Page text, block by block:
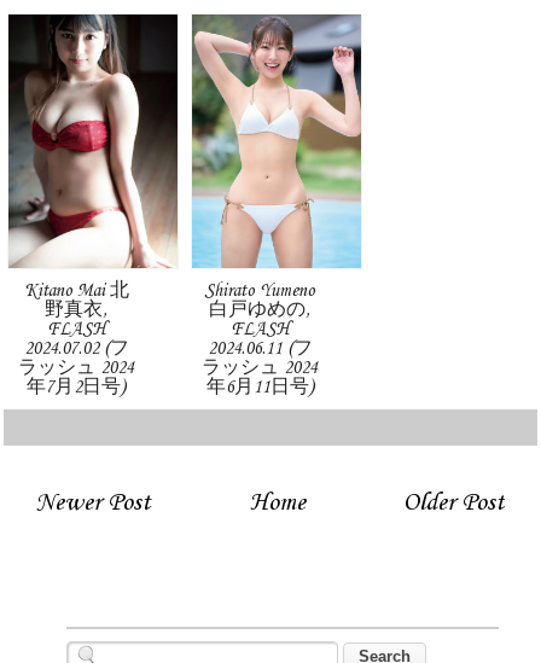
Kitano Mai 北
野真衣,
FLASH
2024.07.02 (フ
ラッシュ 2024
年7月2日号)
Shirato Yumeno
白戸ゆめの,
FLASH
2024.06.11 (フ
ラッシュ 2024
年6月11日号)
Newer Post Older Post
Home